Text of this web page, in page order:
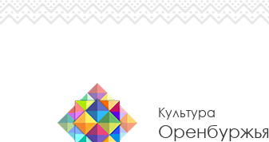
Культура
Оренбуржья